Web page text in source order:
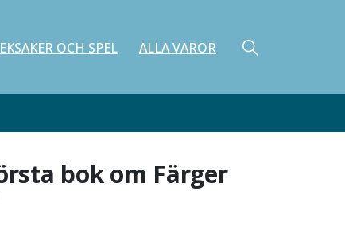
OCH SPEL ALLA VAROR
bok om Färger